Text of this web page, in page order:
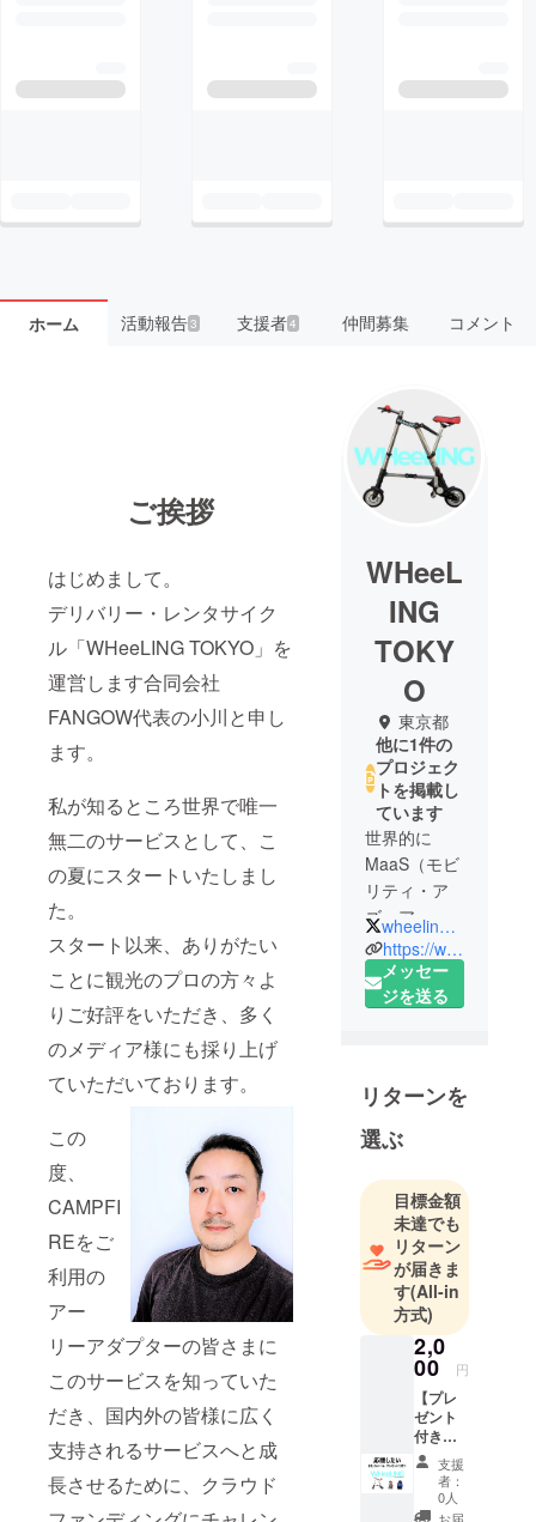
ホーム 活動報告3 支援者4 仲間募集 コメント
ご挨拶
はじめまして。
デリバリー・レンタサイク
ル「WHeeLING TOKYO」を
運営します合同会社
FANGOW代表の小川と申し
ます。
私が知るところ世界で唯一
無二のサービスとして、こ
の夏にスタートいたしまし
た。
スタート以来、ありがたい
ことに観光のプロの方々よ
りご好評をいただき、多く
のメディア様にも採り上げ
ていただいております。
この
度、
CAMPFI
REをご
利用の
アー
リーアダプターの皆さまに
このサービスを知っていた
だき、国内外の皆様に広く
支持されるサービスへと成
長させるために、クラウド
WHeeL
ING
TOKY
O
東京都
他に1件の
プロジェク
トを掲載し
ています
世界的に
MaaS（モビ
リティ・ア
ズ・ア・
サービス）
ブームが巻
き起こり、
段とその統
合が提唱さ
れる中、私
たち
WHeeLING
TOKYO（ウ
ィーリン
グ・トー
キョー）は
既存の技
術・アナロ
グな製品に
いま一度光
を当て、ひ
とりひとり
がすぐにで
wheelingtokyo
https://www.wheelingtokyo.com
メッセー
ジを送る
リターンを
選ぶ
目標金額
未達でも
リターン
が届きま
す(All-in
方式)
2,0
00 円
【プレ
ゼント
付き】
お礼の
メー
ル、ご
希望の
支援
者：
0人